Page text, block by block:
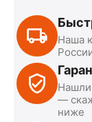
Наша
—
ниже